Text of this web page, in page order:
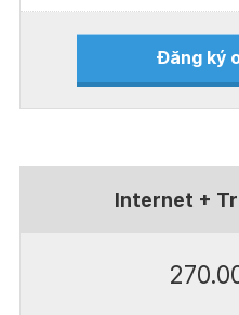
Đăng ký
Internet +